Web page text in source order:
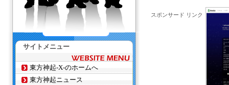
スポンサード リンク
サイトメニュー
東方神起-X-のホームへ
東方神起ニュース